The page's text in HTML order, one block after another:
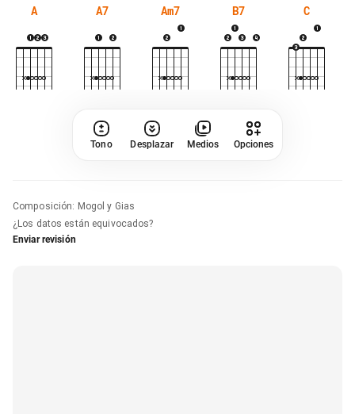
A A7 Am7 B7 C
Tono Desplazar Medios Opciones
Composición: Mogol y Gias
¿Los datos están equivocados?
Enviar revisión